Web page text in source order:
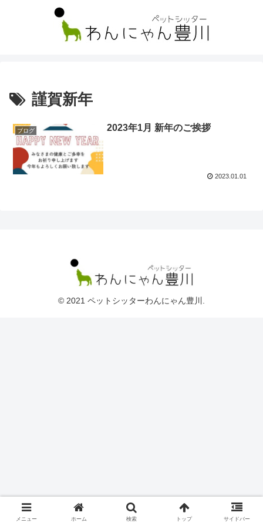
謹賀新年
ブログ 2023年1月 新年のご挨拶
2023.01.01
© 2021 ペットシッターわんにゃん豊川.
メニュー ホーム 検索 トップ サイドバー